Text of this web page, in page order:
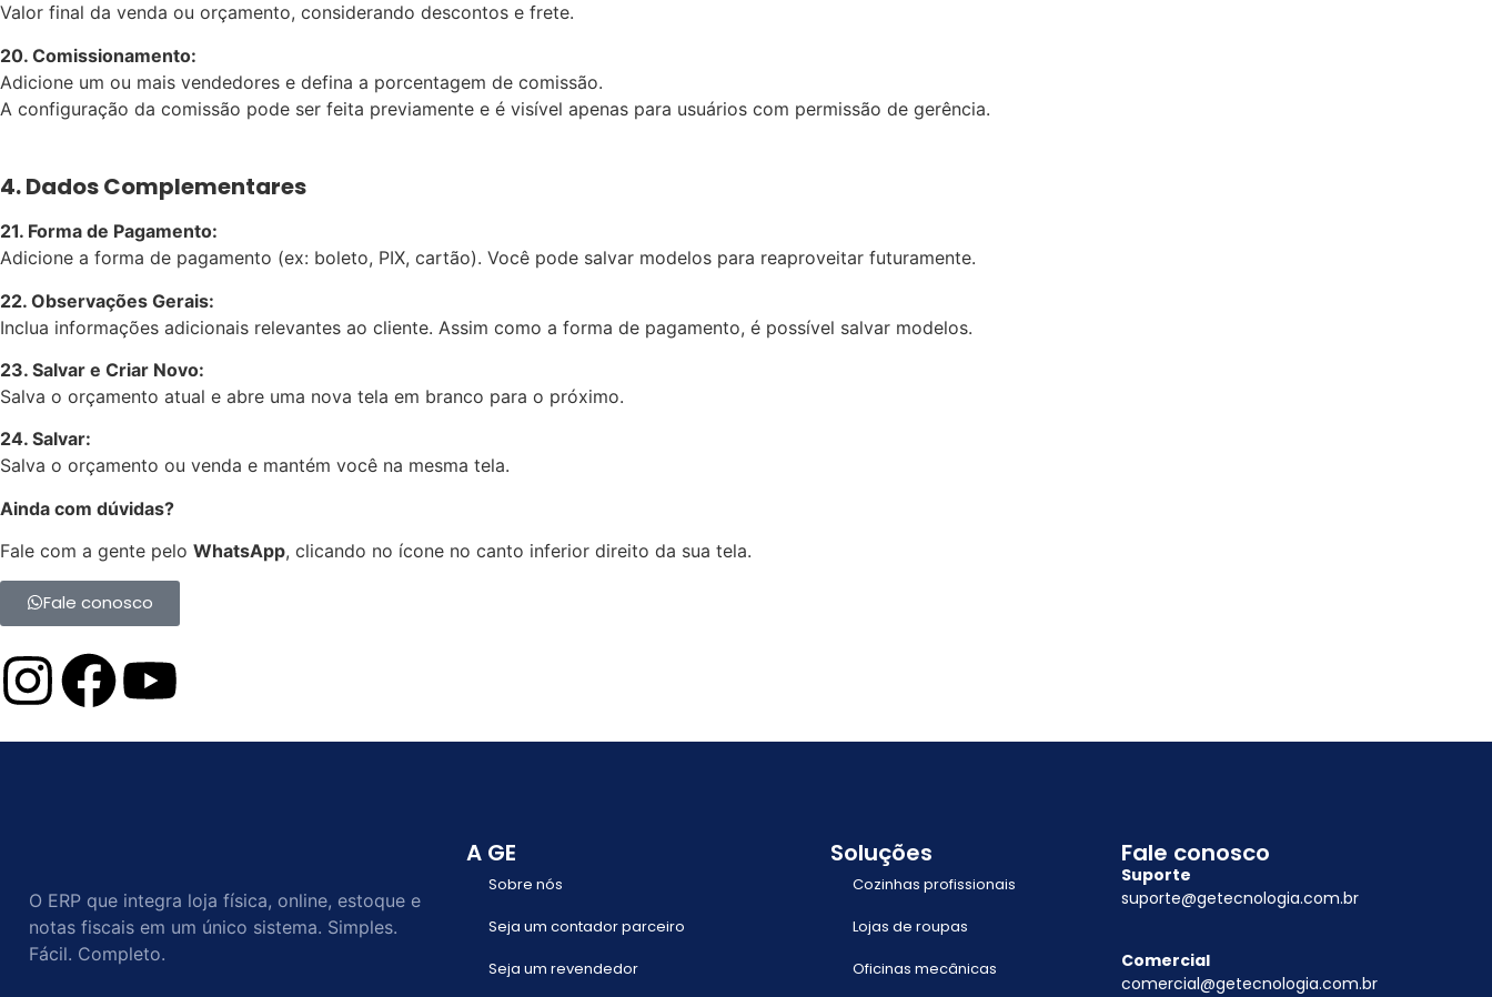
Valor final da venda ou orçamento, considerando descontos e frete.
20. Comissionamento:
Adicione um ou mais vendedores e defina a porcentagem de comissão.
A configuração da comissão pode ser feita previamente e é visível apenas para usuários com permissão de gerência.
4. Dados Complementares
21. Forma de Pagamento:
Adicione a forma de pagamento (ex: boleto, PIX, cartão). Você pode salvar modelos para reaproveitar futuramente.
22. Observações Gerais:
Inclua informações adicionais relevantes ao cliente. Assim como a forma de pagamento, é possível salvar modelos.
23. Salvar e Criar Novo:
Salva o orçamento atual e abre uma nova tela em branco para o próximo.
24. Salvar:
Salva o orçamento ou venda e mantém você na mesma tela.
Ainda com dúvidas?
Fale com a gente pelo WhatsApp, clicando no ícone no canto inferior direito da sua tela.
Fale conosco
O ERP que integra loja física, online, estoque e
notas fiscais em um único sistema. Simples.
Fácil. Completo.
A GE
Sobre nós
Seja um contador parceiro
Seja um revendedor
Soluções
Cozinhas profissionais
Lojas de roupas
Oficinas mecânicas
Fale conosco
Suporte
suporte@getecnologia.com.br
Comercial
comercial@getecnologia.com.br